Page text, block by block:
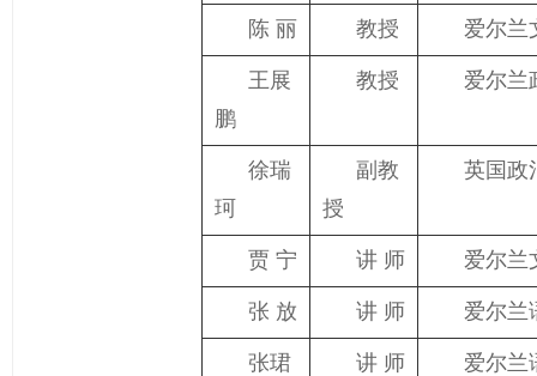
陈 丽 教授 爱尔兰
王展
鹏
教授 爱尔兰
徐瑞
珂
副教
授
英国政
贾 宁 讲 师 爱尔兰
张 放 讲 师 爱尔兰
张珺
讲 师 爱尔兰